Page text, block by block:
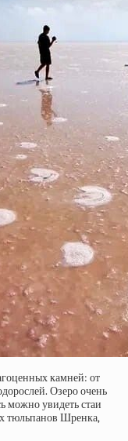
камней: от
Озеро очень
можно увидеть стаи
тюльпанов Шренка,